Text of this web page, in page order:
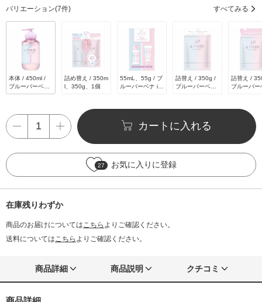
バリエーション(7件) すべてみる
本体 / 450ml /
ブルーバーベナ i
n ピンクローズ
詰め替え / 350m
l、350g、1個
55mL、55g / ブ
ルーバーベナ in
詰替え / 350g /
ブルーバーベナ i
詰替え /
ブルーバー
カートに入れる
27 お気に入りに登録
在庫残りわずか
商品のお届けについては こちら よりご確認ください。
送料については こちら よりご確認ください。
商品詳細 商品説明 クチコミ